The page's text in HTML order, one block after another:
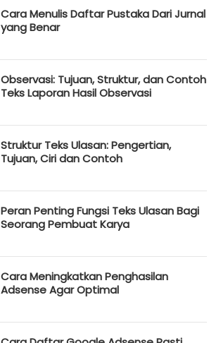
Cara Menulis Daftar Pustaka Dari Jurnal
yang Benar
Observasi: Tujuan, Struktur, dan Contoh
Teks Laporan Hasil Observasi
Struktur Teks Ulasan: Pengertian,
Tujuan, Ciri dan Contoh
Peran Penting Fungsi Teks Ulasan Bagi
Seorang Pembuat Karya
Cara Meningkatkan Penghasilan
Adsense Agar Optimal